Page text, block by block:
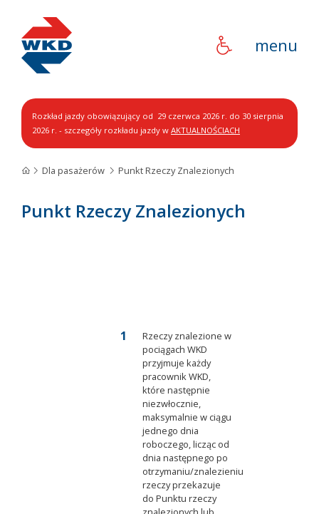
menu
Rozkład jazdy obowiązujący od 29 czerwca 2026 r. do 30 sierpnia
2026 r. - szczegóły rozkładu jazdy w AKTUALNOŚCIACH
Dla pasażerów Punkt Rzeczy Znalezionych
Punkt Rzeczy Znalezionych
Rzeczy znalezione w
pociągach WKD
przyjmuje każdy
pracownik WKD,
które następnie
niezwłocznie,
maksymalnie w ciągu
jednego dnia
roboczego, licząc od
dnia następnego po
otrzymaniu/znalezieniu
rzeczy przekazuje
do Punktu rzeczy